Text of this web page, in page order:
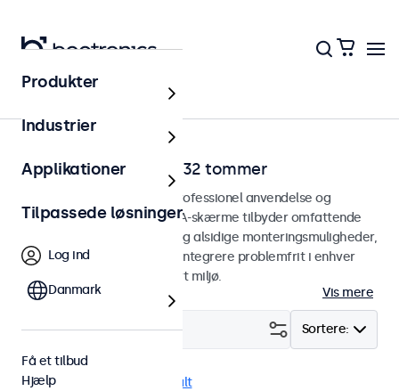
Hjem
VGA-skærme fra 7 til 32 tommer
VGA-skærme designet til professionel anvendelse og
kontinuerlig brug. Vores VGA-skærme tilbyder omfattende
konfigurationsmuligheder og alsidige monteringsmuligheder,
hvilket gør dem nemme at integrere problemfrit i enhver
anvendelsesform og ethvert miljø.
Vis mere
Sortere:
Filter (23)
VGA Fjern alt
Produkter
Industrier
Applikationer
Tilpassede løsninger
Log ind
Danmark
Få et tilbud
Hjælp